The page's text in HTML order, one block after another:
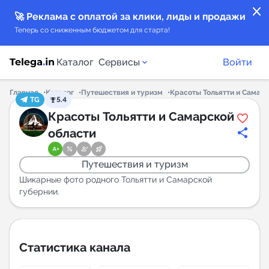
close
🚀 Реклама с оплатой за клики, лиды и продажи
Теперь со сниженным бюджетом для старта!
Каталог Сервисы
Каталог каналов
Каталог ботов
Горящие предложения
Индекс читаемости каналов в Telegram
New
Аналитика MAX каналов
Войти
Главная Каталог Путешествия и туризм
Красоты Тольятти и
TG
5.4
Красоты Тольятти и Самарской
области
Путешествия и туризм
Шикарные фото родного Тольятти и Самарской
губернии.
Статистика канала